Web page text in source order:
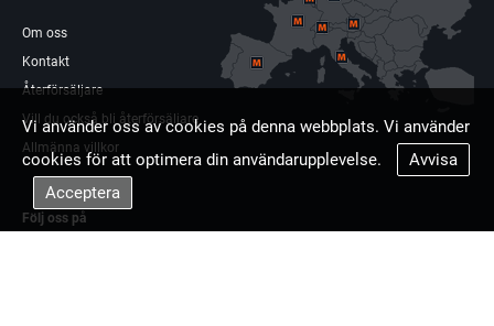
Om oss
Kontakt
Återförsäljare
Vill du också bli återförsäljare
Allmänna villkor
Följ oss på
Vi använder oss av cookies på denna webbplats. Vi använder
cookies för att optimera din användarupplevelse.
Avvisa
Acceptera